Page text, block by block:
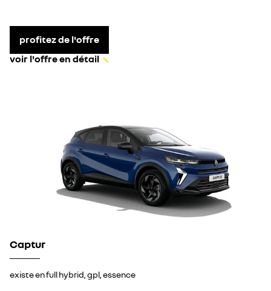
profitez de l'offre
voir l'offre en détail
Captur
existe en full hybrid, gpl, essence